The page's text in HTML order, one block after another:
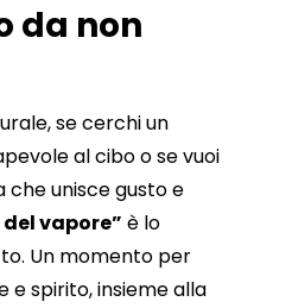
da non
se cerchi un
al cibo o se vuoi
che unisce gusto e
vapore” è lo
Un momento per
e spirito, insieme alla